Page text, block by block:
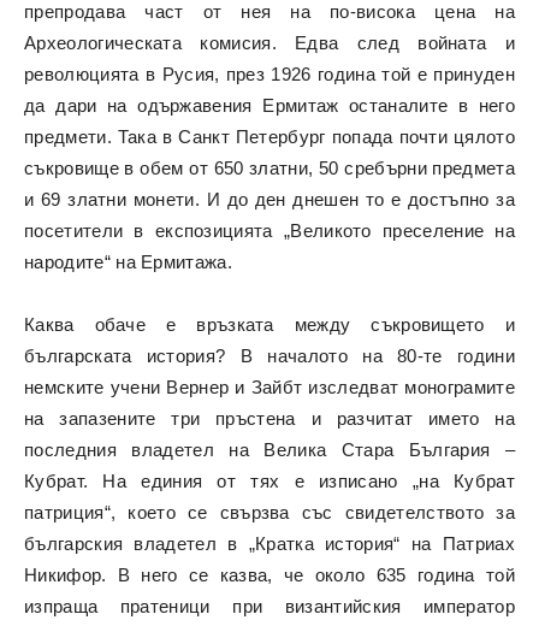
препродава част от нея на по-висока цена на
Археологическата комисия. Едва след войната и
революцията в Русия, през 1926 година той е принуден
да дари на одържавения Ермитаж останалите в него
предмети. Така в Санкт Петербург попада почти цялото
съкровище в обем от 650 златни, 50 сребърни предмета
и 69 златни монети. И до ден днешен то е достъпно за
посетители в експозицията „Великото преселение на
народите“ на Ермитажа.
Каква обаче е връзката между съкровището и
българската история? В началото на 80-те години
немските учени Вернер и Зайбт изследват монограмите
на запазените три пръстена и разчитат името на
последния владетел на Велика Стара България –
Кубрат. На единия от тях е изписано „на Кубрат
патриция“, което се свързва със свидетелството за
българския владетел в „Кратка история“ на Патриах
Никифор. В него се казва, че около 635 година той
изпраща пратеници при византийския император